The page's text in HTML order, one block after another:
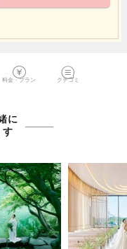
料金・プラン クチコミ
に
す